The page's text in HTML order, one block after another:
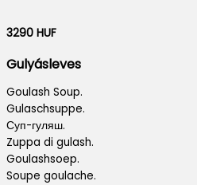
3290 HUF
Gulyásleves
Goulash Soup.
Gulaschsuppe.
Суп-гуляш.
Zuppa di gulash.
Goulashsoep.
Soupe goulache.